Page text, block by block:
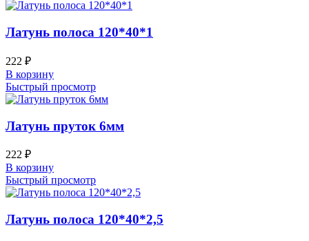
Латунь полоса 120*40*1
222 ₽
В корзину
Быстрый просмотр
Латунь пруток 6мм
222 ₽
В корзину
Быстрый просмотр
Латунь полоса 120*40*2,5